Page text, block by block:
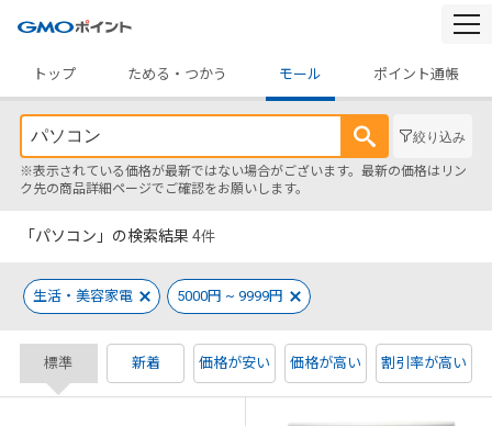
トップ
ためる・つかう モール ポイント通帳
絞り込み
※表示されている価格が最新ではない場合がございます。最新の価格はリン
ク先の商品詳細ページでご確認をお願いします。
「パソコン」の検索結果 4件
生活・美容家電 5000円 ~ 9999円
標準 新着 価格が安い 価格が高い 割引率が高い